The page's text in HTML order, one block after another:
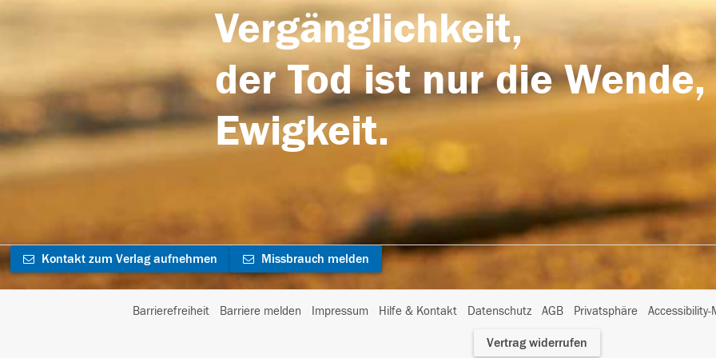
Vergänglichkeit,
der Tod ist nur die
Ewigkeit.
Kontakt zum Verlag aufnehmen Missbrauch melden
Barrierefreiheit Barriere melden Impressum Hilfe & Kontakt Datenschutz AGB Privatsphäre
I
Vertrag widerrufen